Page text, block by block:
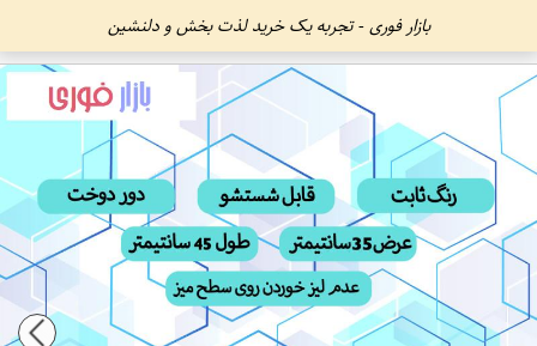
بازار فوری - تجربه یک خرید لذت بخش و دلنشین